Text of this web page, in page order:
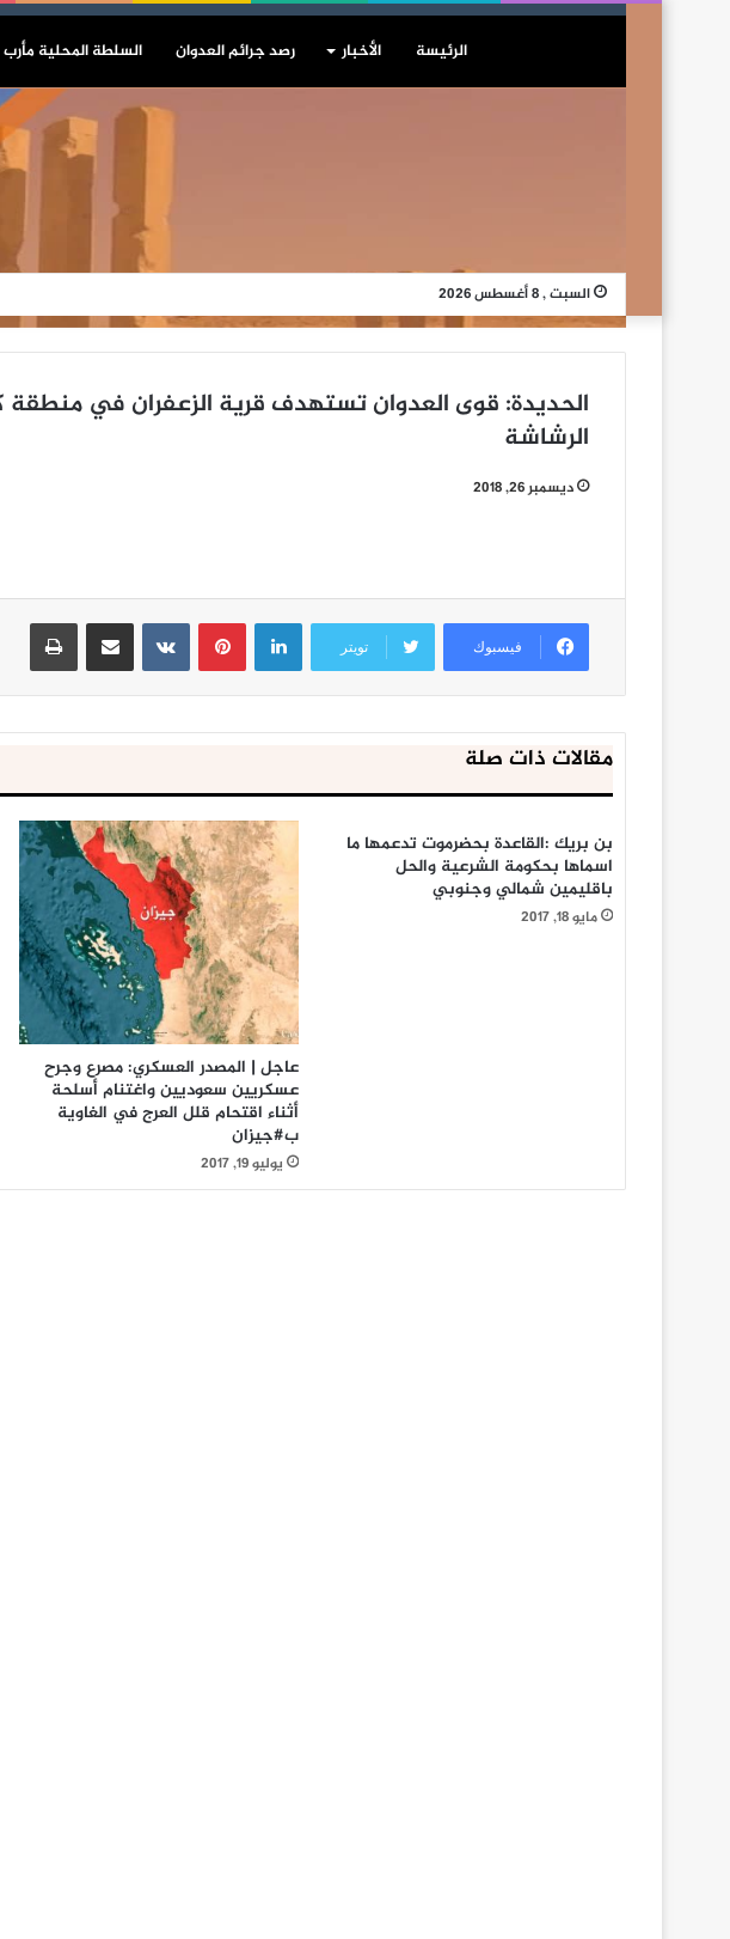
الرئيسة الأخبار رصد جرائم العدوان السلطة المحلية مأرب
السبت , 8 أغسطس 2026
الرشاشة
ديسمبر 26, 2018
فيسبوك تويتر
لينكدإنبينتيريست مشاركة عبر البريد طباعة
مقالات ذات صلة
بن بريك :القاعدة بحضرموت تدعمها ما
اسماها بحكومة الشرعية والحل
باقليمين شمالي وجنوبي
مايو 18, 2017
عاجل | المصدر العسكري: مصرع وجرح
عسكريين سعوديين واغتنام أسلحة
أثناء اقتحام قلل العرج في الغاوية
ب#جيزان
يوليو 19, 2017